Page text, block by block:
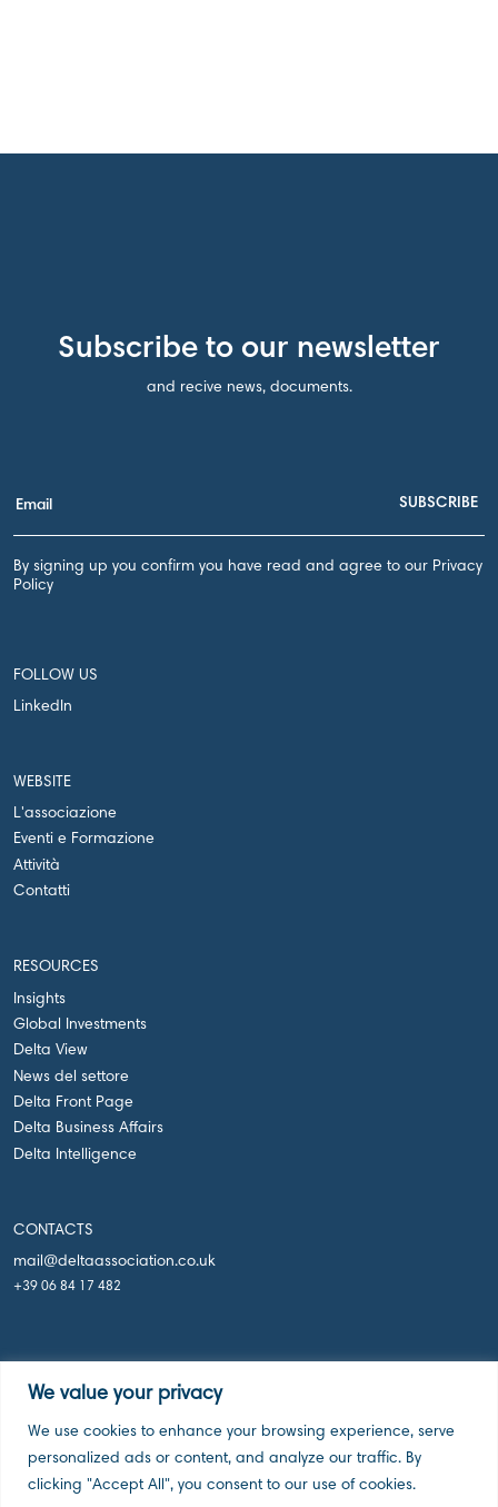
We value your privacy
We use cookies to enhance your browsing experience, serve
personalized ads or content, and analyze our traffic. By
clicking "Accept All", you consent to our use of cookies.
Subscribe to our newsletter
and recive news, documents.
By signing up you confirm you have read and agree to our Privacy
Policy
FOLLOW US
LinkedIn
WEBSITE
L'associazione
Eventi e Formazione
Attività
Contatti
RESOURCES
Insights
Global Investments
Delta View
News del settore
Delta Front Page
Delta Business Affairs
Delta Intelligence
CONTACTS
mail@deltaassociation.co.uk
+39 06 84 17 482
Delta Holdings Associations, London UK, 2026